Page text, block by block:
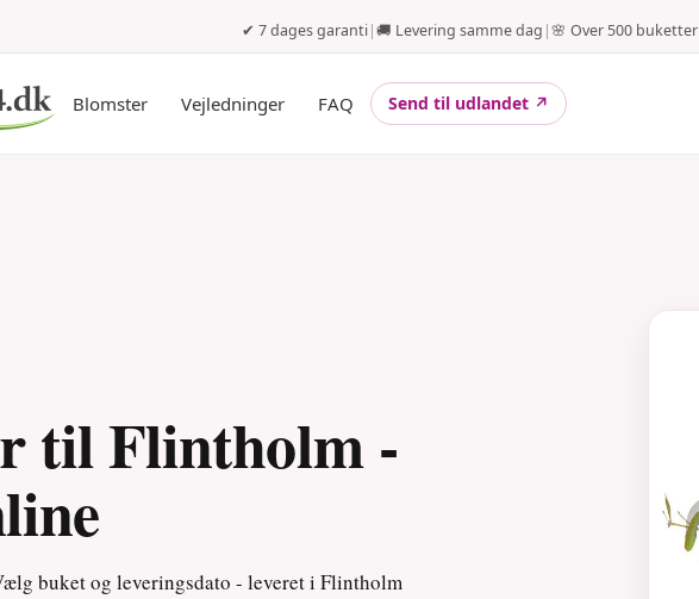
✔ 7 dages garanti|🚚 Levering samme dag |🌸 Over 500 buketter
Blomster Vejledninger FAQ Send til udlandet ↗
til Flintholm -
buket og leveringsdato - leveret i Flintholm